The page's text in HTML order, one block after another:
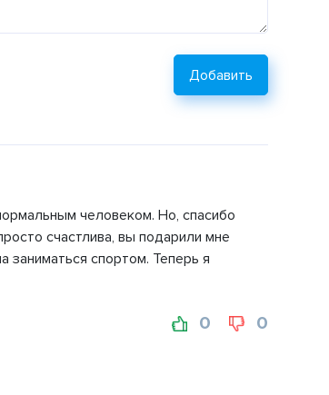
Добавить
человеком. Но, спасибо
счастлива, вы подарили мне
заниматься спортом. Теперь я
0 0